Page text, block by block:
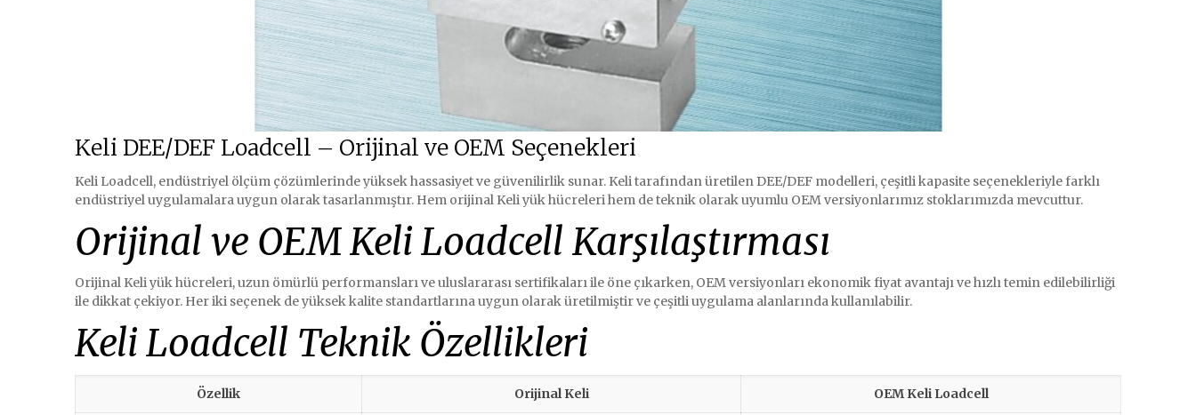
Keli DEE/DEF Loadcell – Orijinal ve OEM Seçenekleri
Keli Loadcell, endüstriyel ölçüm çözümlerinde yüksek hassasiyet ve güvenilirlik sunar. Keli tarafından üretilen DEE/DEF modelleri, çeşitli kapasite seçenekleriyle farklı
endüstriyel uygulamalara uygun olarak tasarlanmıştır. Hem orijinal Keli yük hücreleri hem de teknik olarak uyumlu OEM versiyonlarımız stoklarımızda mevcuttur.
Orijinal ve OEM Keli Loadcell Karşılaştırması
Orijinal Keli yük hücreleri, uzun ömürlü performansları ve uluslararası sertifikaları ile öne çıkarken, OEM versiyonları ekonomik fiyat avantajı ve hızlı temin edilebilirliği
ile dikkat çekiyor. Her iki seçenek de yüksek kalite standartlarına uygun olarak üretilmiştir ve çeşitli uygulama alanlarında kullanılabilir.
Keli Loadcell Teknik Özellikleri
Özellik Orijinal Keli OEM Keli Loadcell